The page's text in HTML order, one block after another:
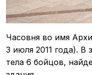
Часовня во имя
3 июля 2011 года). В
тела 6 бойцов,